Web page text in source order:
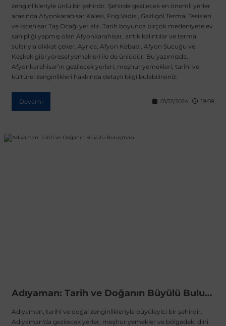
zenginlikleriyle ünlü bir şehirdir. Şehirde gezilecek en önemli yerler
arasında Afyonkarahisar Kalesi, Frig Vadisi, Gazlıgöl Termal Tesisleri
ve İscehisar Taş Ocağı yer alır. Tarih boyunca birçok medeniyete ev
sahipliği yapmış olan Afyonkarahisar, antik kalıntılar ve termal
sularıyla dikkat çeker. Ayrıca, Afyon Kebabı, Afyon Sucuğu ve
Keşkek gibi yöresel yemekleri ile de ünlüdür. Bu yazımızda,
Afyonkarahisar’ın gezilecek yerleri, meşhur yemekleri, tarihi ve
kültürel zenginlikleri hakkında detaylı bilgi bulabilirsiniz.
Devamı 01/12/2024 19:08
Adıyaman: Tarih ve Doğanın Büyülü Buluşması
Adıyaman, tarihî ve doğal zenginlikleriyle büyüleyici bir şehirdir.
Adıyaman'da gezilecek yerler, meşhur yemekler ve bölgedeki dini